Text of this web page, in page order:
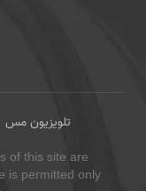
تلویزیون مس
of this site are
is permitted only